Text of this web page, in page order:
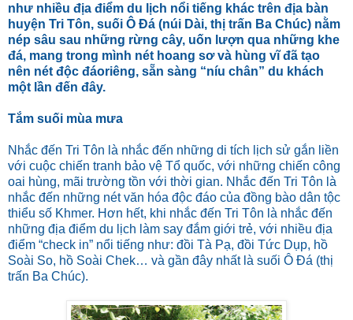
như nhiều địa điểm du lịch nổi tiếng khác trên địa bàn
huyện Tri Tôn, suối Ô Đá (núi Dài, thị trấn Ba Chúc) nằm
nép sâu sau những rừng cây, uốn lượn qua những khe
đá, mang trong mình nét hoang sơ và hùng vĩ đã tạo
nên nét độc đáoriêng, sẵn sàng “níu chân” du khách
một lần đến đây.
Tắm suối mùa mưa
Nhắc đến Tri Tôn là nhắc đến những di tích lịch sử gắn liền
với cuộc chiến tranh bảo vệ Tổ quốc, với những chiến công
oai hùng, mãi trường tồn với thời gian. Nhắc đến Tri Tôn là
nhắc đến những nét văn hóa độc đáo của đồng bào dân tộc
thiểu số Khmer. Hơn hết, khi nhắc đến Tri Tôn là nhắc đến
những địa điểm du lịch làm say đắm giới trẻ, với nhiều địa
điểm “check in” nổi tiếng như: đồi Tà Pạ, đồi Tức Dụp, hồ
Soài So, hồ Soài Chek… và gần đây nhất là suối Ô Đá (thị
trấn Ba Chúc).